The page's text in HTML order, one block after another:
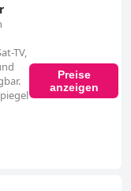
TV,
Preise
anzeigen